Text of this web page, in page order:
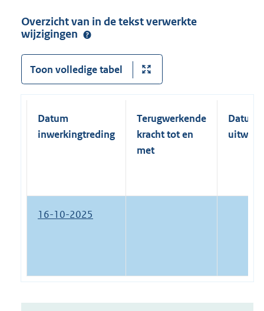
Overzicht van in de tekst verwerkte
wijzigingen
Toon volledige tabel
Datum
inwerkingtreding
Terugwerkende
kracht tot en
met
Datum
16-10-2025